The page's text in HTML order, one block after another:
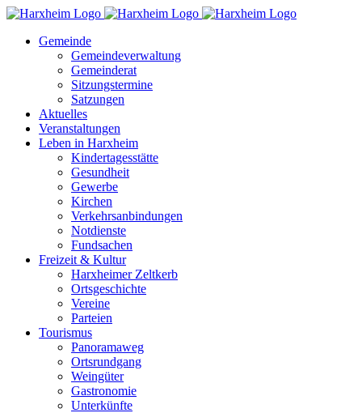
Zum
springenGemeinde
Gemeindeverwaltung
Gemeinderat
Sitzungstermine
Satzungen
Aktuelles
Veranstaltungen
Leben in Harxheim
Kindertagesstätte
Gesundheit
Gewerbe
Kirchen
Verkehrsanbindungen
Notdienste
Fundsachen
Freizeit & Kultur
Harxheimer Zeltkerb
Ortsgeschichte
Vereine
Parteien
Tourismus
Panoramaweg
Ortsrundgang
Weingüter
Gastronomie
Unterkünfte